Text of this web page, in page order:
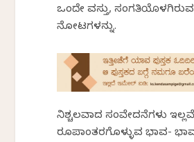
ಒಂದೇ ವಸ್ತು, ಸಂಗತಿಯೊಳಗಿರುವ
ನೋಟಗಳನ್ನು.
ನಿಶ್ಚಲವಾದ ಸಂವೇದನೆಗಳು
ರೂಪಾಂತರಗೊಳ್ಳುವ ಭಾವ-